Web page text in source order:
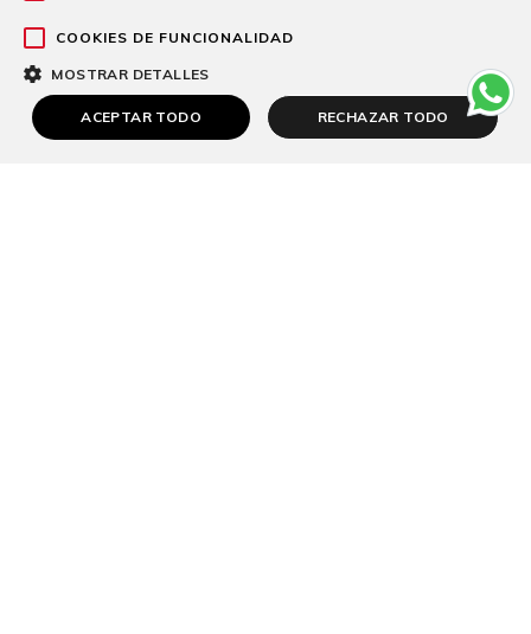
Otras Líneas de Actividad
COOKIES DE FUNCIONALIDAD
MOSTRAR DETALLES
ACEPTAR TODO RECHAZAR TODO